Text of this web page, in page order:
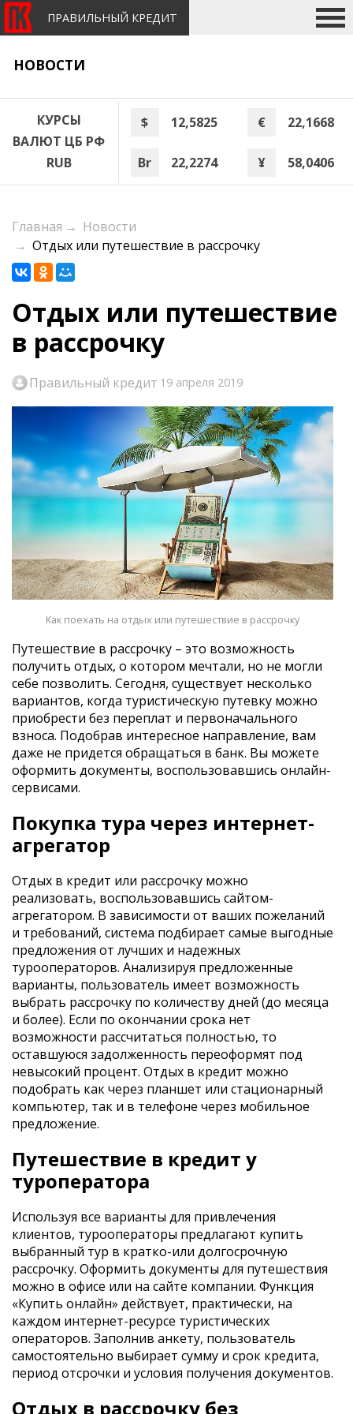
ПРАВИЛЬНЫЙ КРЕДИТ
НОВОСТИ
КУРСЫ
ВАЛЮТ ЦБ РФ
RUB
$ 12,5825 € 22,1668
Br 22,2274 ¥ 58,0406
Главная → Новости
→ Отдых или путешествие в рассрочку
Отдых или путешествие
в рассрочку
Правильный кредит 19 апреля 2019
Как поехать на отдых или путешествие в рассрочку
Путешествие в рассрочку – это возможность
получить отдых, о котором мечтали, но не могли
себе позволить. Сегодня, существует несколько
вариантов, когда туристическую путевку можно
приобрести без переплат и первоначального
взноса. Подобрав интересное направление, вам
даже не придется обращаться в банк. Вы можете
оформить документы, воспользовавшись онлайн-
сервисами.
Покупка тура через интернет-
агрегатор
Отдых в кредит или рассрочку можно
реализовать, воспользовавшись сайтом-
агрегатором. В зависимости от ваших пожеланий
и требований, система подбирает самые выгодные
предложения от лучших и надежных
турооператоров. Анализируя предложенные
варианты, пользователь имеет возможность
выбрать рассрочку по количеству дней (до месяца
и более). Если по окончании срока нет
возможности рассчитаться полностью, то
оставшуюся задолженность переоформят под
невысокий процент. Отдых в кредит можно
подобрать как через планшет или стационарный
компьютер, так и в телефоне через мобильное
предложение.
Путешествие в кредит у
туроператора
Используя все варианты для привлечения
клиентов, турооператоры предлагают купить
выбранный тур в кратко-или долгосрочную
рассрочку. Оформить документы для путешествия
можно в офисе или на сайте компании. Функция
«Купить онлайн» действует, практически, на
каждом интернет-ресурсе туристических
операторов. Заполнив анкету, пользователь
самостоятельно выбирает сумму и срок кредита,
период отсрочки и условия получения документов.
Отдых в рассрочку без